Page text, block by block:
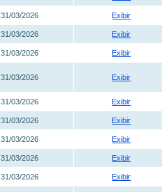
31/03/2026 Exibir
31/03/2026 Exibir
31/03/2026 Exibir
31/03/2026 Exibir
31/03/2026 Exibir
31/03/2026 Exibir
31/03/2026 Exibir
31/03/2026 Exibir
31/03/2026 Exibir